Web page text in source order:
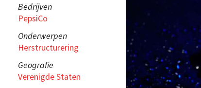
Bedrijven
PepsiCo
Onderwerpen
Herstructurering
Geografie
Verenigde Staten